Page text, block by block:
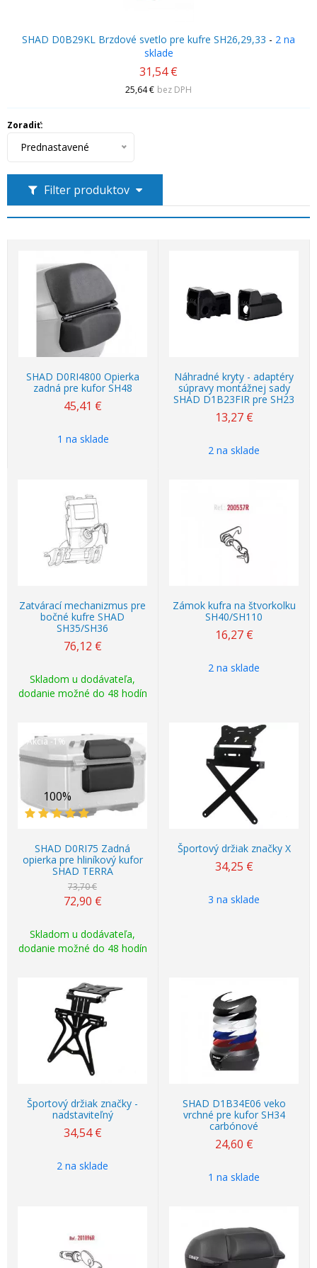
SHAD D0B29KL Brzdové svetlo pre kufre SH26,29,33 - 2 na
sklade
31,54 €
25,64 € bez DPH
Filter produktov
Zoradiť:
Prednastavené
SHAD D0RI4800 Opierka
zadná pre kufor SH48
45,41 €
1 na sklade
Náhradné kryty - adaptéry
súpravy montážnej sady
SHAD D1B23FIR pre SH23
13,27 €
2 na sklade
Zatvárací mechanizmus pre
bočné kufre SHAD
SH35/SH36
76,12 €
Skladom u dodávateľa,
dodanie možné do 48 hodín
Zámok kufra na štvorkolku
SH40/SH110
16,27 €
2 na sklade
Akcia -1%
100%
SHAD D0RI75 Zadná
opierka pre hliníkový kufor
SHAD TERRA
73,70 €
72,90 €
Skladom u dodávateľa,
dodanie možné do 48 hodín
Športový držiak značky X
34,25 €
3 na sklade
Športový držiak značky -
nadstaviteľný
34,54 €
2 na sklade
SHAD D1B34E06 veko
vrchné pre kufor SH34
carbónové
24,60 €
1 na sklade